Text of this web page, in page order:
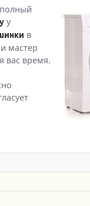
у
в
мастер
вас время.